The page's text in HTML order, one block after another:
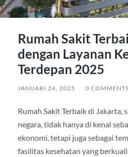
Rumah Sakit
dengan Layanan
Terdepan 2025
JANUARI 24, 2025 / 0 COMMENTS
Rumah Sakit Terbaik di Jakarta,
negara, tidak hanya di kenal
ekonomi, tetapi juga sebagai
fasilitas kesehatan yang